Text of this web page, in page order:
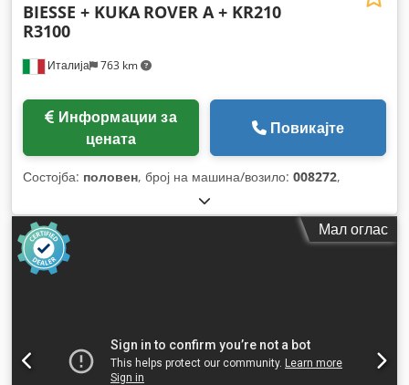
Италија 763 km
BIESSE + KUKA ROVER A + KR210
R3100
цената
Повикајте
Состојба: половен, број на машина/возило: 008272,
Мал оглас